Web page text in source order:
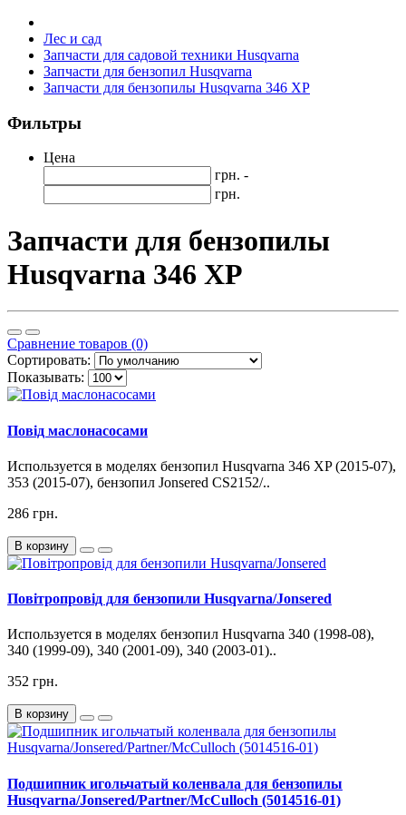
Лес и сад
Запчасти для садовой техники Husqvarna
Запчасти для бензопил Husqvarna
Запчасти для бензопилы Husqvarna 346 XP
Фильтры
Цена
грн. -
грн.
Запчасти для бензопилы
Husqvarna 346 XP
Сравнение товаров (0)
Сортировать:
Показывать:
Повід маслонасосами
Используется в моделях бензопил Husqvarna 346 XP (2015-07),
353 (2015-07), бензопил Jonsered CS2152/..
286 грн.
В корзину
Повітропровід для бензопили Husqvarna/Jonsered
Используется в моделях бензопил Husqvarna 340 (1998-08),
340 (1999-09), 340 (2001-09), 340 (2003-01)..
352 грн.
В корзину
Подшипник игольчатый коленвала для бензопилы
Husqvarna/Jonsered/Partner/McCulloch (5014516-01)